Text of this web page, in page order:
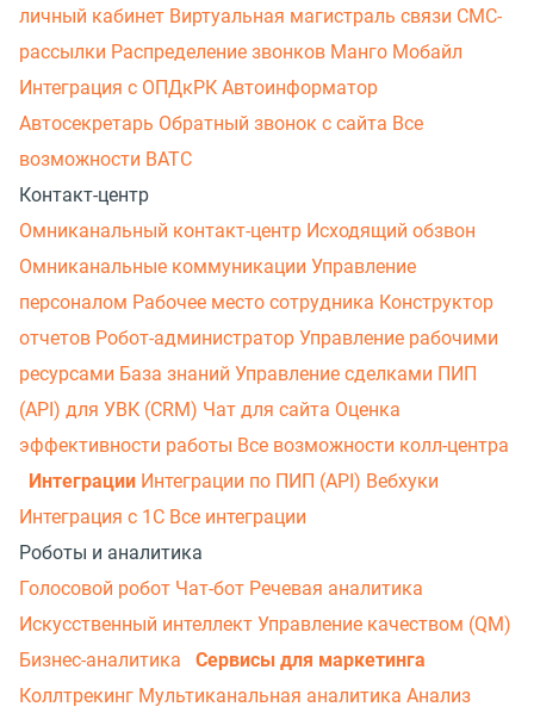
личный кабинет Виртуальная магистраль связи СМС-
рассылки Распределение звонков Манго Мобайл
Интеграция с ОПДкРК Автоинформатор
Автосекретарь Обратный звонок с сайта Все
возможности ВАТС
Контакт-центр
Омниканальный контакт-центр Исходящий обзвон
Омниканальные коммуникации Управление
персоналом Рабочее место сотрудника Конструктор
отчетов Робот-администратор Управление рабочими
ресурсами База знаний Управление сделками ПИП
(API) для УВК (CRM) Чат для сайта Оценка
эффективности работы Все возможности колл-центра
Интеграции Интеграции по ПИП (API) Вебхуки
Интеграция с 1С Все интеграции
Роботы и аналитика
Голосовой робот Чат-бот Речевая аналитика
Искусственный интеллект Управление качеством (QM)
Бизнес-аналитика
Сервисы для маркетинга
Коллтрекинг Мультиканальная аналитика Анализ